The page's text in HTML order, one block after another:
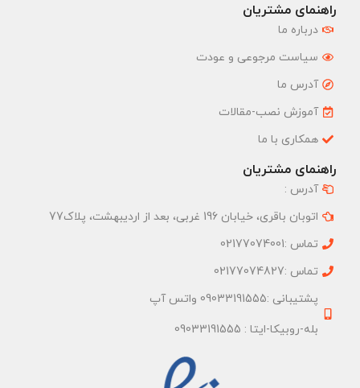
راهنمای مشتریان
درباره ما
سیاست مرجوعی و عودت
آدرس ما
آموزش نصب-مقالات
همکاری با ما
راهنمای مشتریان
آدرس :
اتوبان باقری، خیابان 196 غربی، بعد از اردیبهشت، پلاک77
تماس :02177074001
تماس :02177074827
پشتیبانی :09033191555 واتس آپ
بله-روبیکا-ایتا : 09033191555